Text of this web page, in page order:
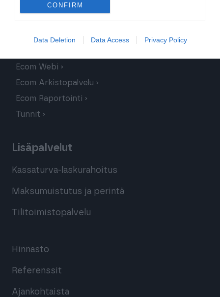
CONFIRM
Data Deletion Data Access Privacy Policy
Kirjaudu palveluihin
Ecom Webi
Ecom Arkistopalvelu
Ecom Raportointi
Tunnit
Lisäpalvelut
Kassaturva-laskurahoitus
Maksumuistutus ja perintä
Tilitoimistopalvelu
Hinnasto
Referenssit
Ajankohtaista